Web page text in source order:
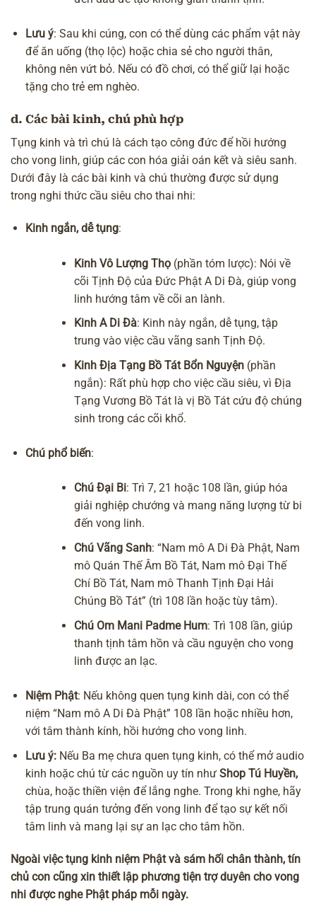
Lưu ý: Sau khi cúng, con có thể dùng các phẩm vật này
để ăn uống (thọ lộc) hoặc chia sẻ cho người thân,
không nên vứt bỏ. Nếu có đồ chơi, có thể giữ lại hoặc
tặng cho trẻ em nghèo.
d. Các bài kinh, chú phù hợp
Tụng kinh và trì chú là cách tạo công đức để hồi hướng
cho vong linh, giúp các con hóa giải oán kết và siêu sanh.
Dưới đây là các bài kinh và chú thường được sử dụng
trong nghi thức cầu siêu cho thai nhi:
Kinh ngắn, dễ tụng:
Kinh Vô Lượng Thọ (phần tóm lược): Nói về
cõi Tịnh Độ của Đức Phật A Di Đà, giúp vong
linh hướng tâm về cõi an lành.
Kinh A Di Đà: Kinh này ngắn, dễ tụng, tập
trung vào việc cầuvãng sanh Tịnh Độ.
Kinh Địa Tạng Bồ Tát Bổn Nguyện (phần
ngắn): Rất phù hợp cho việc cầu siêu, vì Địa
Tạng Vương Bồ Tát là vị Bồ Tát cứu độ chúng
sinh trong các cõi khổ.
Chú phổ biến:
Chú Đại Bi: Trì 7, 21 hoặc 108 lần, giúp hóa
giải nghiệp chướng và mang năng lượng từ bi
đến vong linh.
Chú Vãng Sanh: “Nam mô A Di Đà Phật, Nam
mô Quán Thế Âm Bồ Tát, Nam mô Đại Thế
Chí Bồ Tát, Nam mô Thanh Tịnh Đại Hải
Chúng Bồ Tát” (trì 108 lần hoặc tùy tâm).
Chú Om Mani Padme Hum: Trì 108 lần, giúp
thanh tịnh tâm hồn và cầu nguyện cho vong
linh được an lạc.
Niệm Phật: Nếu không quen tụng kinh dài, con có thể
niệm “Nam mô A Di Đà Phật” 108 lần hoặc nhiều hơn,
với tâm thành kính, hồi hướng cho vong linh.
Lưu ý: Nếu Ba mẹ chưa quen tụng kinh, có thể mở audio
kinh hoặc chú từ các nguồn uy tín như Shop Tú Huyền,
chùa, hoặc thiền viện để lắng nghe. Trong khi nghe, hãy
tập trung quán tưởng đến vong linh để tạo sự kết nối
tâm linh và mang lại sự an lạc cho tâm hồn.
Ngoài việc tụng kinh niệm Phật và sám hối chân thành, tín
chủ con cũng xin thiết lập phương tiện trợ duyên cho vong
nhi được nghe Phật pháp mỗi ngày.